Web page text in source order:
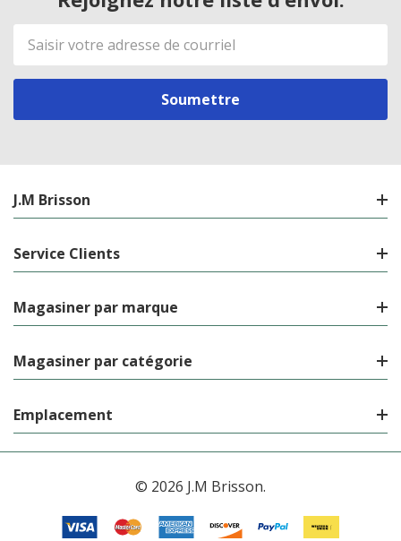
Adresse
de
courriel
J.M Brisson
Service Clients
Magasiner par marque
Magasiner par catégorie
Emplacement
© 2026 J.M Brisson.